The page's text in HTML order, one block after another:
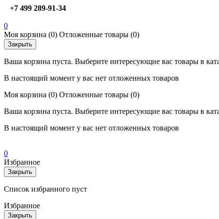
+7 499 289-91-34
0
Моя корзина (0) Отложенные товары (0)
Закрыть
Ваша корзина пуста. Выберите интересующие вас товары в
В настоящий момент у вас нет отложенных товаров
Моя корзина (0) Отложенные товары (0)
Ваша корзина пуста. Выберите интересующие вас товары в
В настоящий момент у вас нет отложенных товаров
0
Избранное
Закрыть
Список избранного пуст
Избранное
Закрыть